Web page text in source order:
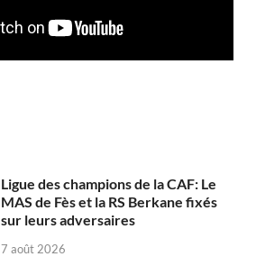
Ligue des champions de la CAF: Le
MAS de Fès et la RS Berkane fixés
sur leurs adversaires
7 août 2026